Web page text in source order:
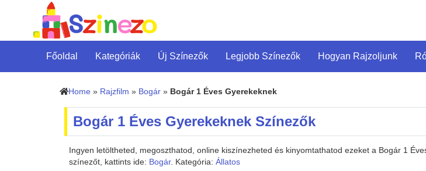
Főoldal Kategóriák Új Színezők Legjobb Színezők Hogyan Rajzoljunk
Home » Rajzfilm » Bogár » Bogár 1 Éves Gyerekeknek
Bogár 1 Éves Gyerekeknek Színezők
Ingyen letöltheted, megoszthatod, online kiszínezheted és kinyomtathatod ezeket a Bogár 1
színezőt, kattints ide: Bogár. Kategória: Állatos